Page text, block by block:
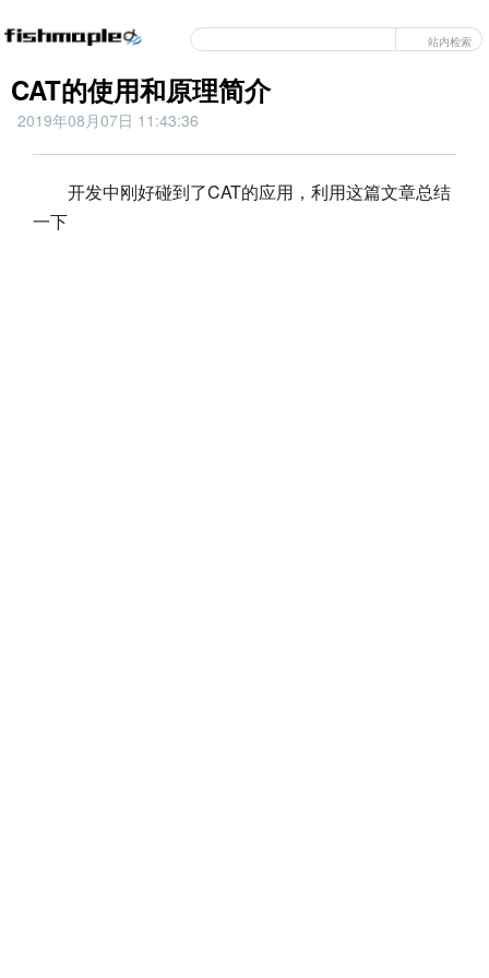
站内检索
CAT的使用和原理简介
2019年08月07日 11:43:36
开发中刚好碰到了CAT的应用，利用这篇文章总结
一下